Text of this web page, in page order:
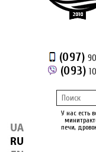
Доставка из Америки
Отложенные товары (0)
(097)
(093)
У нас есть
печи,